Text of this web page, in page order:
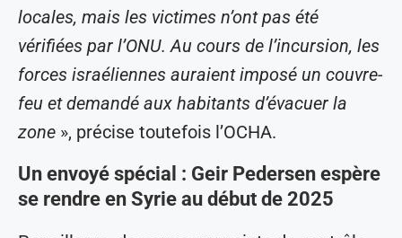
locales, mais les victimes n’ont pas été
vérifiées par l’ONU. Au cours de l’incursion, les
forces israéliennes auraient imposé un couvre-
feu et demandé aux habitants d’évacuer la
zone », précise toutefois l’OCHA.
Un envoyé spécial : Geir Pedersen espère
se rendre en Syrie au début de 2025